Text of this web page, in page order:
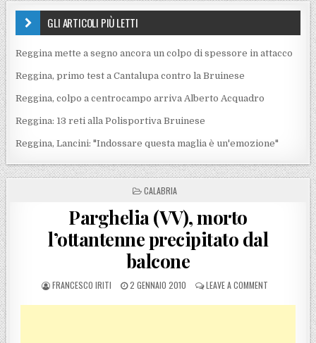
GLI ARTICOLI PIÙ LETTI
Reggina mette a segno ancora un colpo di spessore in attacco
Reggina, primo test a Cantalupa contro la Bruinese
Reggina, colpo a centrocampo arriva Alberto Acquadro
Reggina: 13 reti alla Polisportiva Bruinese
Reggina, Lancini: "Indossare questa maglia è un'emozione"
POSTED IN
CALABRIA
Parghelia (VV), morto
l’ottantenne precipitato dal
balcone
POSTED BY
FRANCESCO IRITI POSTED ON
2 GENNAIO 2010 LEAVE A COMMENTON